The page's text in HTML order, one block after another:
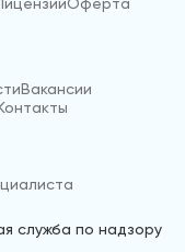
Вакансии
служба по надзору